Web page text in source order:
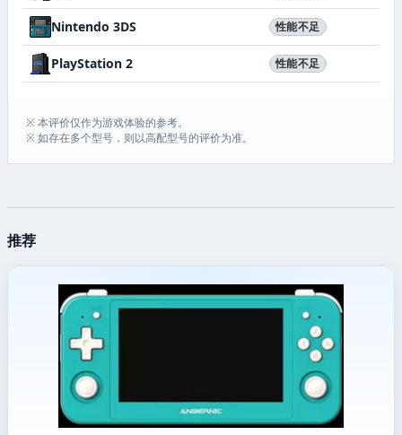
Nintendo 3DS 性能不足
PlayStation 2 性能不足
※ 本评价仅作为游戏体验的参考。
※ 如存在多个型号，则以高配型号的评价为准。
推荐